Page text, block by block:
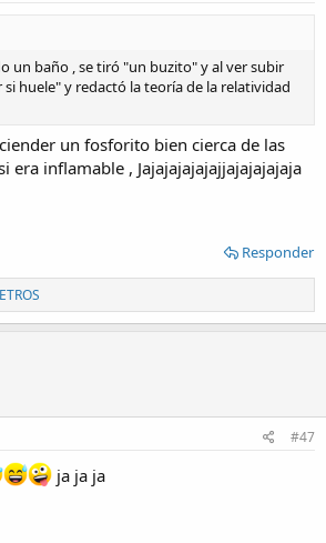
un baño , se tiró "un buzito" y al ver subir
huele" y redactó la teoría de la relatividad
un fosforito bien cierca de las
era inflamable , Jajajajajajajjajajajajaja
Responder
#47
ja ja ja